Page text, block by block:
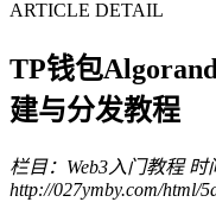
ARTICLE DETAIL
TP钱包
建与分发教程
栏目：Web3入门教程 时
http://027ymby.com/html/